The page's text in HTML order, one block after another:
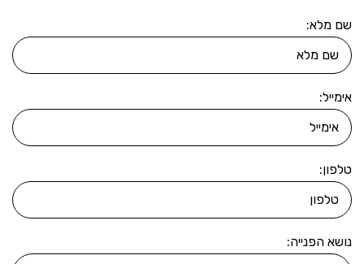
שם מלא:
אימייל:
טלפון:
נושא הפנייה: